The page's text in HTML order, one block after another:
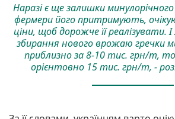
Наразі є ще залишки
фермери його притримують,
ціни, щоб дорожче її реалізувати.
збирання нового врожаю гречки
приблизно за 8-10 тис. грн/т,
орієнтовно 15 тис. грн/т, -